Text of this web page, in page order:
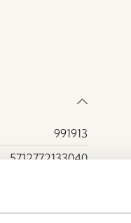
991913
5712772133040